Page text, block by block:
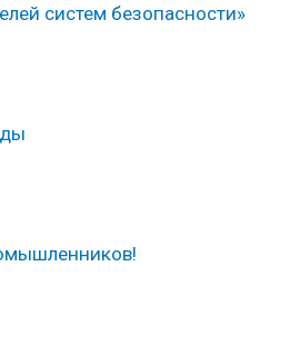
систем безопасности»